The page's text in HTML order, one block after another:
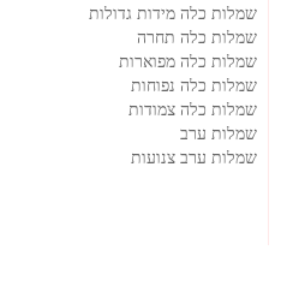
שמלות כלה מידות גדולות
שמלות כלה תחרה
שמלות כלה מפוארות
שמלות כלה נפוחות
שמלות כלה צמודות
שמלות ערב
שמלות ערב צנועות